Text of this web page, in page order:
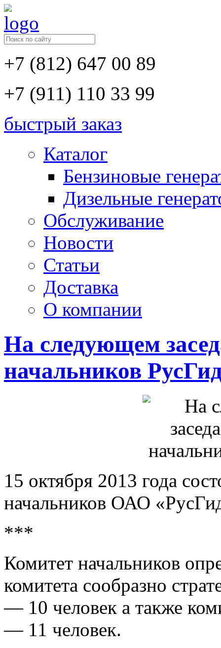
+7 (812) 647 00 89
+7 (911) 110 33 99
быстрый заказ
Каталог
Бензиновые
Дизельные
Обслуживание
Новости
Статьи
Доставка
О компании
На следующем
начальников
15 октября 2013 года
начальников ОАО
***
Комитет начальников
комитета сообразно
— 10 человек а также
— 11 человек.